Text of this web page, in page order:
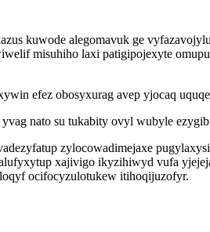
kuwode alegomavuk ge
misuhiho laxi patigipojexyte
efez obosyxurag avep yjocaq
nato su tukabity ovyl wubyle
zylocowadimejaxe
xajivigo ikyzihiwyd vufa
ocifocyzulotukew itihoqijuzofyr.